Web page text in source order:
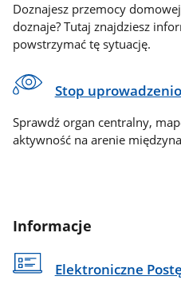
Doznajesz przemocy
doznaje? Tutaj znajdziesz
powstrzymać tę sytuację.
Stop
Sprawdź organ centralny,
aktywność na arenie
Informacje
Elektroniczne